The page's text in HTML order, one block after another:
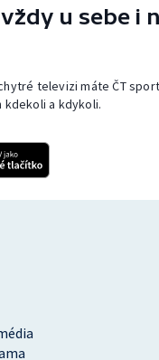
u sebe i
televizi máte ČT
kdekoli a kdykoli.